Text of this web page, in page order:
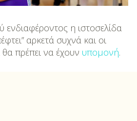
η ιστοσελίδα
αρκετά συχνά και οι
πρέπει να έχουν υπομονή.